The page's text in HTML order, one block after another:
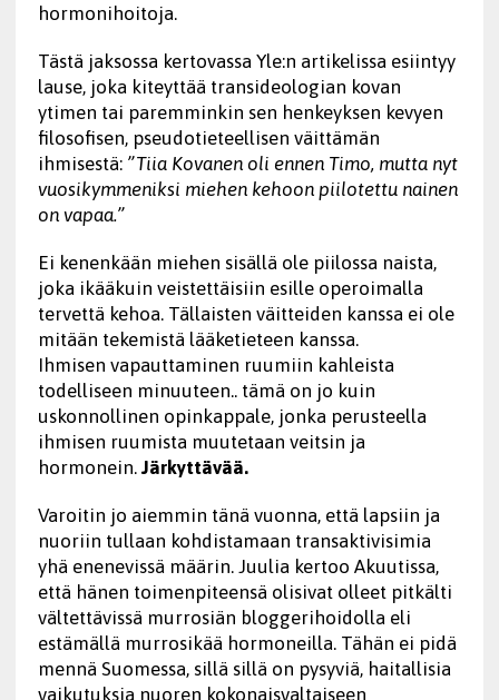
hormonihoitoja.
Tästä jaksossa kertovassa Yle:n artikelissa esiintyy
lause, joka kiteyttää transideologian kovan
ytimen tai paremminkin sen henkeyksen kevyen
filosofisen, pseudotieteellisen väittämän
ihmisestä: ”Tiia Kovanen oli ennen Timo, mutta nyt
vuosikymmeniksi miehen kehoon piilotettu nainen
on vapaa.”
Ei kenenkään miehen sisällä ole piilossa naista,
joka ikääkuin veistettäisiin esille operoimalla
tervettä kehoa. Tällaisten väitteiden kanssa ei ole
mitään tekemistä lääketieteen kanssa.
Ihmisen vapauttaminen ruumiin kahleista
todelliseen minuuteen.. tämä on jo kuin
uskonnollinen opinkappale, jonka perusteella
ihmisen ruumista muutetaan veitsin ja
hormonein. Järkyttävää.
Varoitin jo aiemmin tänä vuonna, että lapsiin ja
nuoriin tullaan kohdistamaan transaktivisimia
yhä enenevissä määrin. Juulia kertoo Akuutissa,
että hänen toimenpiteensä olisivat olleet pitkälti
vältettävissä murrosiän bloggerihoidolla eli
estämällä murrosikää hormoneilla. Tähän ei pidä
mennä Suomessa, sillä sillä on pysyviä, haitallisia
vaikutuksia nuoren kokonaisvaltaiseen